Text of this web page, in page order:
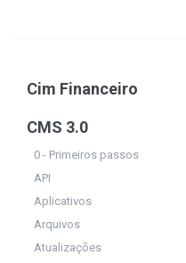
Cim Financeiro
CMS 3.0
0 - Primeiros passos
API
Aplicativos
Arquivos
Atualizações